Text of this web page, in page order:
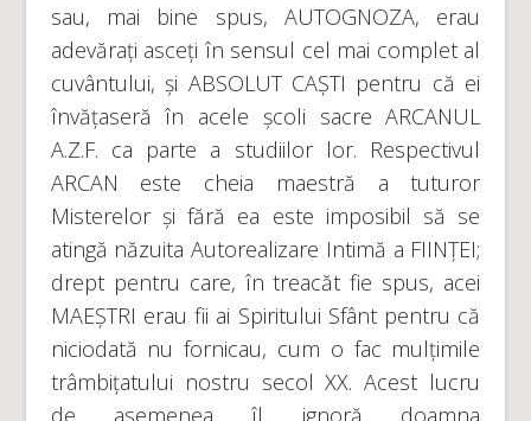
sau, mai bine spus, AUTOGNOZA, erau
adevărați asceți în sensul cel mai complet al
cuvântului, și ABSOLUT CAȘTI pentru că ei
învățaseră în acele școli sacre ARCANUL
A.Z.F. ca parte a studiilor lor. Respectivul
ARCAN este cheia maestră a tuturor
Misterelor și fără ea este imposibil să se
atingă năzuita Autorealizare Intimă a FIINȚEI;
drept pentru care, în treacăt fie spus, acei
MAEȘTRI erau fii ai Spiritului Sfânt pentru că
niciodată nu fornicau, cum o fac mulțimile
trâmbițatului nostru secol XX. Acest lucru
de asemenea îl ignoră doamna